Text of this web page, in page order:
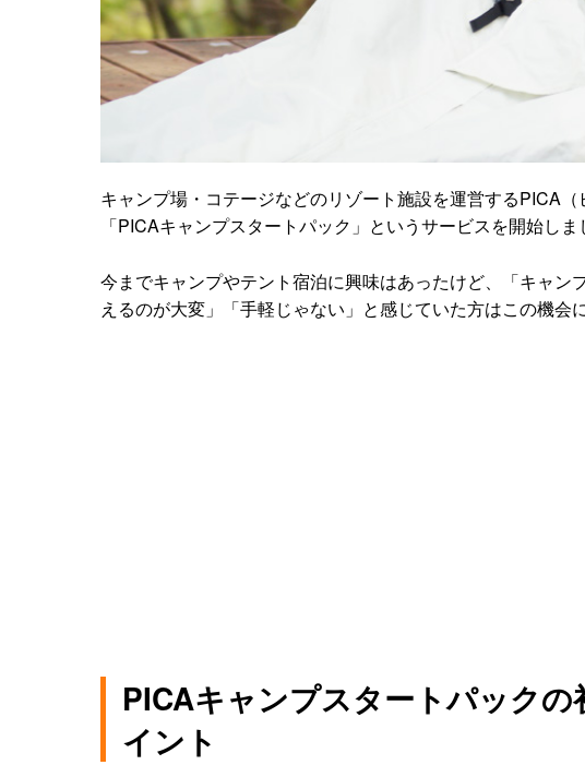
キャンプ場・コテージなどのリゾート施設を運営するPICA
「PICAキャンプスタートパック」というサービスを開始しま
今までキャンプやテント宿泊に興味はあったけど、「キャ
えるのが大変」「手軽じゃない」と感じていた方はこの機会
PICAキャンプスタートパック
イント